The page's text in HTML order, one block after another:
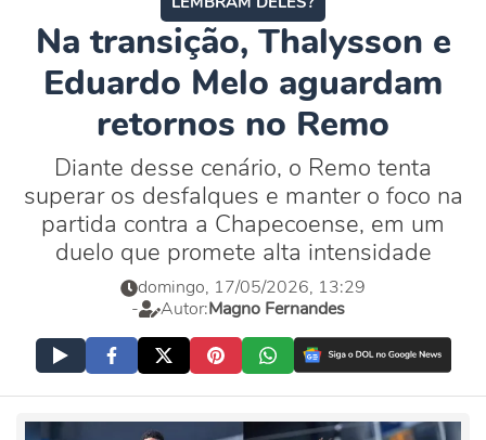
Na transição, Thalysson e
Eduardo Melo aguardam
retornos no Remo
Diante desse cenário, o Remo tenta
superar os desfalques e manter o foco na
partida contra a Chapecoense, em um
duelo que promete alta intensidade
domingo, 17/05/2026, 13:29
-
Autor:Magno Fernandes